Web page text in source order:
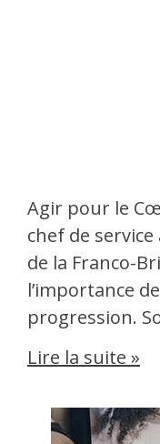
Agir pour le
chef de
de la Franco-
l’importance
progression.
Lire la suite »